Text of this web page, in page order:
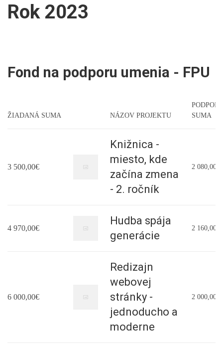
Rok 2023
Fond na podporu umenia - FPU
ŽIADANÁ SUMA NÁZOV PROJEKTU
SUMA
3 500,00€
Knižnica -
miesto, kde
začína zmena
- 2. ročník
2 080,00€
4 970,00€
Hudba spája
generácie
2 160,00€
6 000,00€
Redizajn
webovej
stránky -
jednoducho a
moderne
2 000,00€